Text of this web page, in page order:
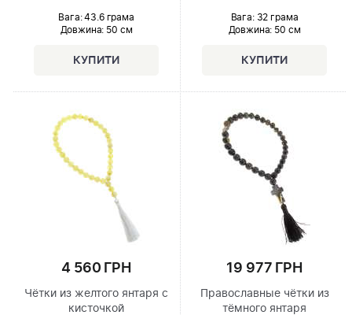
Вага: 43.6 грама
Довжина: 50 см
Вага: 32 грама
Довжина: 50 см
4 560 ГРН
Чётки из желтого янтаря с
кисточкой
19 977 ГРН
Православные чётки из
тёмного янтаря